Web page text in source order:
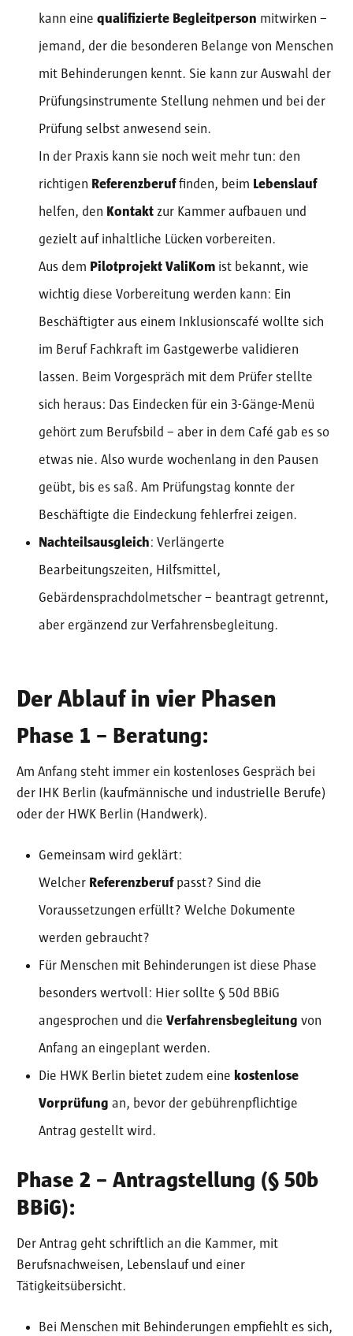
kann eine qualifizierte Begleitperson mitwirken –
jemand, der die besonderen Belange von Menschen
mit Behinderungen kennt. Sie kann zur Auswahl der
Prüfungsinstrumente Stellung nehmen und bei der
Prüfung selbst anwesend sein.
In der Praxis kann sie noch weit mehr tun: den
richtigen Referenzberuffinden, beim Lebenslauf
helfen, den Kontakt zur Kammer aufbauen und
gezielt auf inhaltliche Lücken vorbereiten.
Aus dem Pilotprojekt ValiKom ist bekannt, wie
wichtig diese Vorbereitung werden kann: Ein
Beschäftigter aus einem Inklusionscafé wollte sich
im Beruf Fachkraft im Gastgewerbe validieren
lassen. Beim Vorgespräch mit dem Prüfer stellte
sich heraus: Das Eindecken für ein 3-Gänge-Menü
gehört zum Berufsbild – aber in dem Café gab es so
etwas nie. Also wurde wochenlang in den Pausen
geübt, bis es saß. Am Prüfungstag konnte der
Beschäftigte die Eindeckung fehlerfrei zeigen.
Nachteilsausgleich: Verlängerte
Bearbeitungszeiten, Hilfsmittel,
Gebärdensprachdolmetscher – beantragt getrennt,
aber ergänzend zur Verfahrensbegleitung.
Der Ablauf in vier Phasen
Phase 1 – Beratung:
Am Anfang steht immer ein kostenloses Gespräch bei
der IHK Berlin (kaufmännische und industrielle Berufe)
oder der HWK Berlin (Handwerk).
Gemeinsam wird geklärt:
Welcher Referenzberuf passt? Sind die
Voraussetzungen erfüllt? Welche Dokumente
werden gebraucht?
Für Menschen mit Behinderungen ist diese Phase
besonders wertvoll: Hier sollte § 50d BBiG
angesprochen und die Verfahrensbegleitung von
Anfang an eingeplant werden.
Die HWK Berlin bietet zudem eine kostenlose
Vorprüfung an, bevor der gebührenpflichtige
Antrag gestellt wird.
Phase 2 – Antragstellung (§ 50b
BBiG):
Der Antrag geht schriftlich an die Kammer, mit
Berufsnachweisen, Lebenslauf und einer
Tätigkeitsübersicht.
Bei Menschen mit Behinderungen empfiehlt es sich,